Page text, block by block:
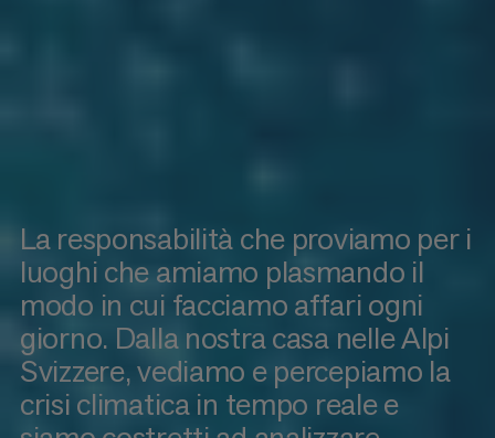
La responsabilità che proviamo per i
luoghi che amiamo plasmando il
modo in cui facciamo affari ogni
giorno. Dalla nostra casa nelle Alpi
Svizzere, vediamo e percepiamo la
crisi climatica in tempo reale e